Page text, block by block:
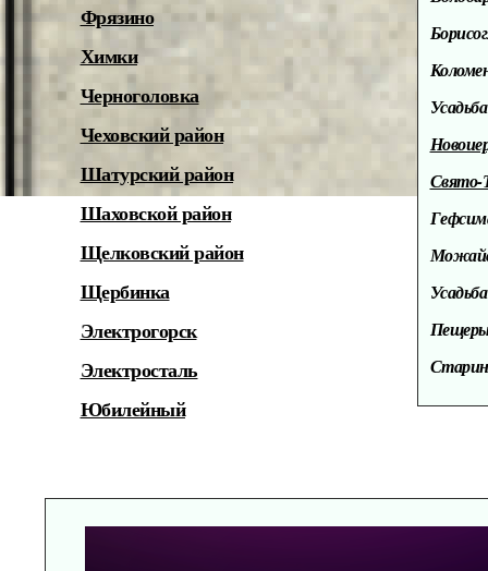
Свято-
Фрязино
Химки
Черноголовка
Чеховский район
Шатурский район
Шаховской район
Щелковский район
Щербинка
Электрогорск
Электросталь
Юбилейный